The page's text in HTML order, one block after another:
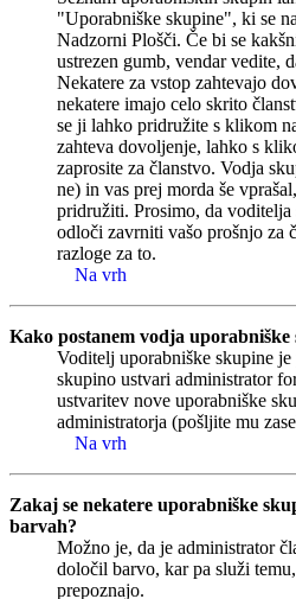
"Uporabniške skupine", ki se
Nadzorni Plošči. Če bi se
ustrezen gumb, vendar vedite,
Nekatere za vstop zahtevajo
nekatere imajo celo skrito
se ji lahko pridružite s klikom
zahteva dovoljenje, lahko s
zaprosite za članstvo. Vodja
ne) in vas prej morda še
pridružiti. Prosimo, da voditelja
odloči zavrniti vašo prošnjo za
razloge za to.
Na vrh
Kako postanem vodja uporabniške
Voditelj uporabniške skupine
skupino ustvari administrator
ustvaritev nove uporabniške
administratorja (pošljite mu
Na vrh
Zakaj se nekatere uporabniške
barvah?
Možno je, da je administrator
določil barvo, kar pa služi
prepoznajo.